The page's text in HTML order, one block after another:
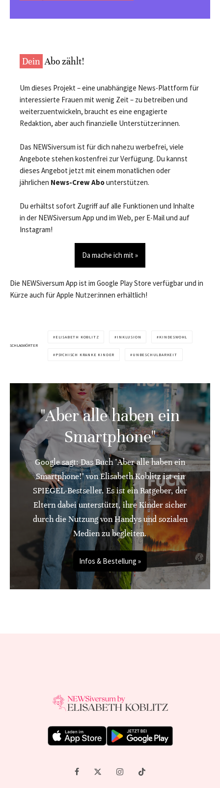
Dein Abo zählt!
Um dieses Projekt – eine unabhängige News-Plattform für
interessierte Frauen mit wenig Zeit – zu betreiben und
weiterzuentwickeln, braucht es eine engagierte
Redaktion, aber auch finanzielle Unterstützer:innen.
Das NEWSiversum ist für dich nahezu werbefrei, viele
Angebote stehen kostenfrei zur Verfügung. Du kannst
dieses Angebot jetzt mit einem monatlichen oder
jährlichen News-Crew Abounterstützen.
Du erhältst sofort Zugriff auf alle Funktionen und Inhalte
in der NEWSiversum App und im Web, per E-Mail und auf
Instagram!
Da mache ich mit »
Die NEWSiversum App ist im Google Play Store verfügbar und in
Kürze auch für Apple Nutzer:innen erhältlich!
SCHLAGWÖRTER
ELISABETH KOBLITZ INKLUSION KINDESWOHL
PSYCHISCH KRANKE KINDER UNBESCHULBARKEIT
"Aber alle haben ein
Smartphone"
Google sagt: Das Buch "Aber alle haben ein
Smartphone!" von Elisabeth Koblitz ist ein
SPIEGEL-Bestseller. Es ist ein Ratgeber, der
Eltern dabei unterstützt, ihre Kinder sicher
durch die Nutzung von Handys und sozialen
Medien zu begleiten.
Infos & Bestellung »